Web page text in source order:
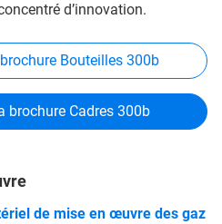
d’innovation.
Bouteilles 300b
brochure Cadres 300b
de mise en œuvre des gaz